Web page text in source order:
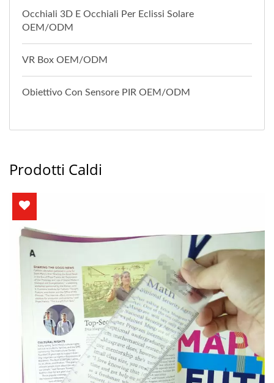
Occhiali 3D E Occhiali Per Eclissi Solare
OEM/ODM
VR Box OEM/ODM
Obiettivo Con Sensore PIR OEM/ODM
Prodotti Caldi